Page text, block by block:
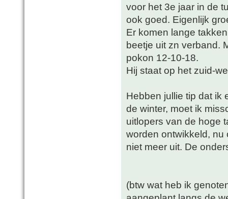
voor het 3e jaar in de
ook goed. Eigenlijk
Er komen lange
beetje uit zn verband.
pokon 12-10-18.
Hij staat op het zuid-
Hebben jullie tip dat ik
de winter, moet ik
uitlopers van de hoge
worden ontwikkeld,
niet meer uit. De
(btw wat heb ik